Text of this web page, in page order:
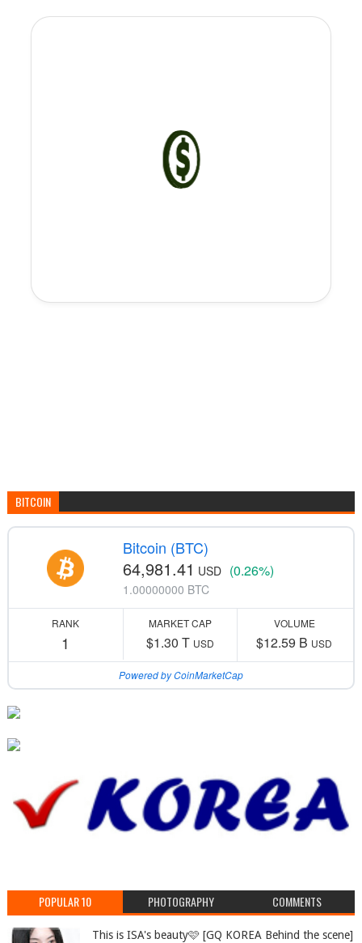
BITCOIN
Bitcoin (BTC)
64,981.41 USD (0.26%)
1.00000000 BTC
RANK
1
MARKET CAP
$1.30 T USD
VOLUME
$12.59 B USD
Powered by CoinMarketCap
POPULAR 10 PHOTOGRAPHY COMMENTS
This is ISA's beauty🩷 [GQ KOREA Behind the scene]